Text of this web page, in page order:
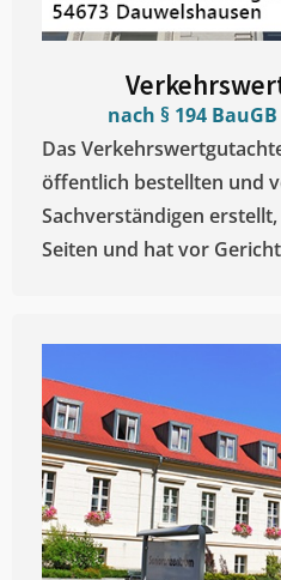
nach § 194
Das
öffentlich bestellten und
Sachverständigen
Seiten und hat vor